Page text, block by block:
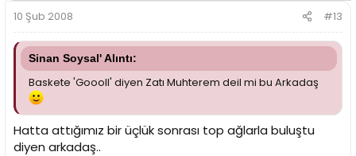
10 Şub 2008 #13
Sinan Soysal' Alıntı:
Baskete 'Goooll' diyen Zatı Muhterem deil mi bu Arkadaş
Hatta attığımız bir üçlük sonrası top ağlarla buluştu
diyen arkadaş..